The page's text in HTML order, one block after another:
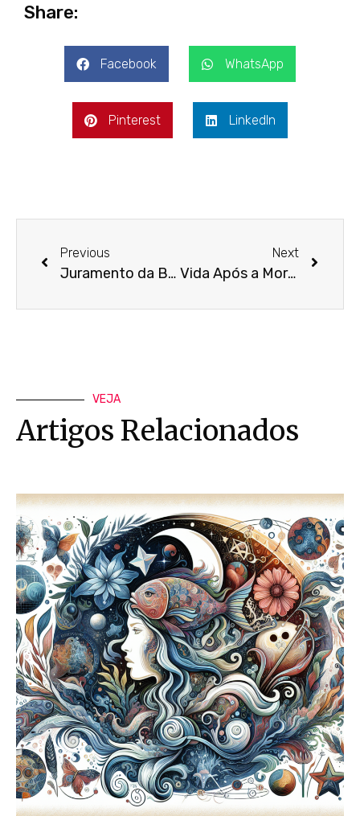
Share:
Facebook WhatsApp
Pinterest LinkedIn
Previous
Juramento da Bruxa: Guia Completo da Tradição Wicca
Next
Vida Após a Morte na Wicca: Guia Completo de Crenças
VEJA
Artigos Relacionados